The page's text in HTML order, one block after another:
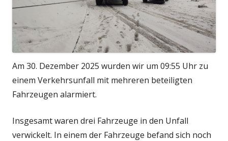
Am 30. Dezember 2025 wurden wir um 09:55 Uhr zu
einem Verkehrsunfall mit mehreren beteiligten
Fahrzeugen alarmiert.
Insgesamt waren drei Fahrzeuge in den Unfall
verwickelt. In einem der Fahrzeuge befand sich noch